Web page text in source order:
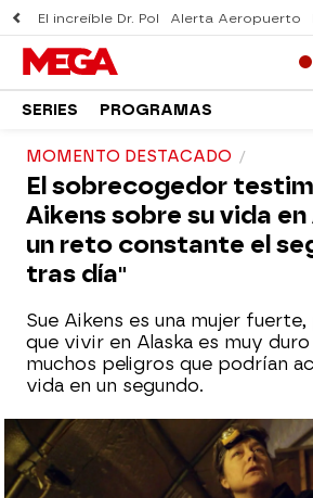
El increíble Dr. Pol Alerta Aeropuerto
SERIES PROGRAMAS
MOMENTO DESTACADO
El sobrecogedor
Aikens sobre su vida en
un reto constante el
tras día"
Sue Aikens es una mujer
que vivir en Alaska es muy
muchos peligros que podrían
vida en un segundo.